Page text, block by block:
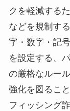
クを軽減する
などを規制す
字・数字・記
を設定する、
の厳格なルー
強化を図るこ
フィッシング